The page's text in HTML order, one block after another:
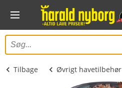
Tilbage Øvrigt havetilbehør